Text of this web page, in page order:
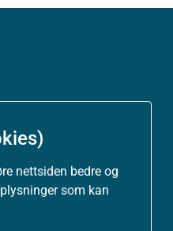
nettsiden bedre og
som kan